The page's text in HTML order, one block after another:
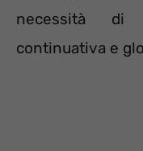
necessità di
continuativa e